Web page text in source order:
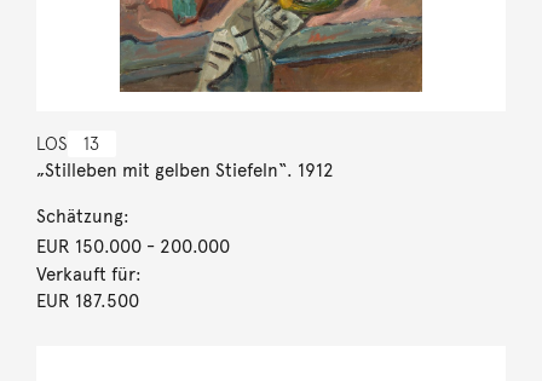
LOS 13
„Stilleben mit gelben Stiefeln“. 1912
Schätzung:
EUR 150.000- 200.000
Verkauft für:
EUR 187.500